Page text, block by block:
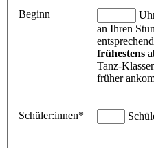
Beginn
an Ihren
frühestens
Tanz-
früher
Schüler:innen*